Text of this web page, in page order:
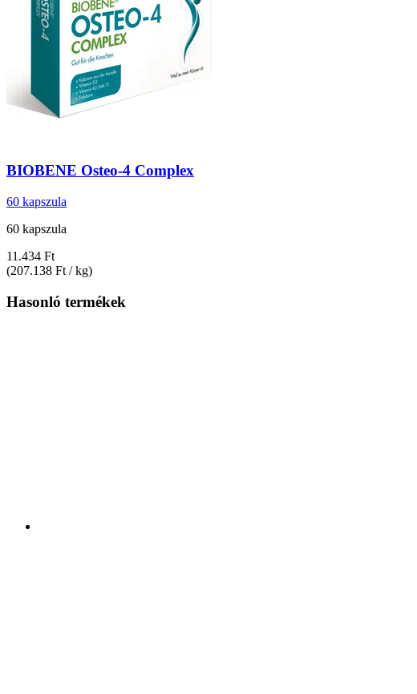
BIOBENE Osteo-​4 Complex
60 kapszula
60 kapszula
11.434 Ft
(207.138 Ft / kg)
Hasonló termékek